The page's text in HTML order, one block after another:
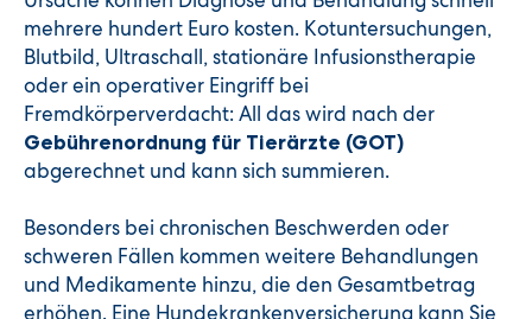
mehrere hundert Euro kosten. Kotuntersuchungen,
Blutbild, Ultraschall, stationäre Infusionstherapie
oder ein operativer Eingriff bei
Fremdkörperverdacht: All das wird nach der
Gebührenordnung für Tierärzte (GOT)
abgerechnet und kann sich summieren.
Besonders bei chronischen Beschwerden oder
schweren Fällen kommen weitere Behandlungen
und Medikamente hinzu, die den Gesamtbetrag
erhöhen. Eine Hundekrankenversicherung kann Sie